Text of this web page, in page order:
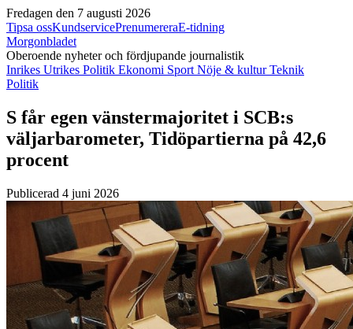
Fredagen den 7 augusti 2026
Tipsa ossKundservicePrenumereraE-tidning
Morgonbladet
Oberoende nyheter och fördjupande journalistik
Inrikes Utrikes Politik Ekonomi Sport Nöje & kulturTeknik
Politik
S får egen vänstermajoritet i SCB:s
väljarbarometer, Tidöpartierna på 42,6
procent
Publicerad 4 juni 2026